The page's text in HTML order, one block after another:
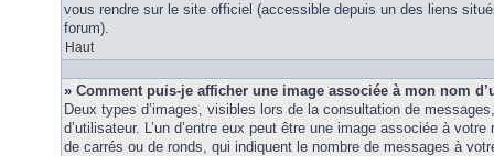
vous rendre sur le site officiel (accessible depuis un des liens
forum).
Haut
» Comment puis-je afficher une image associée à mon nom
Deux types d’images, visibles lors de la consultation de
d’utilisateur. L’un d’entre eux peut être une image associée à
de carrés ou de ronds, qui indiquent le nombre de messages à